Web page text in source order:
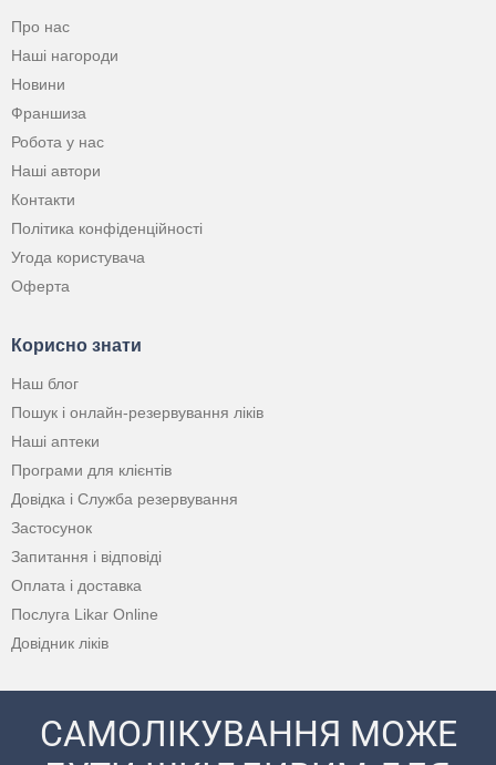
Про нас
Наші нагороди
Новини
Франшиза
Робота у нас
Наші автори
Контакти
Політика конфіденційності
Угода користувача
Оферта
Корисно знати
Наш блог
Пошук і онлайн-резервування ліків
Наші аптеки
Програми для клієнтів
Довідка і Служба резервування
Застосунок
Запитання і відповіді
Оплата і доставка
Послуга Likar Online
Довідник ліків
САМОЛІКУВАННЯ МОЖЕ